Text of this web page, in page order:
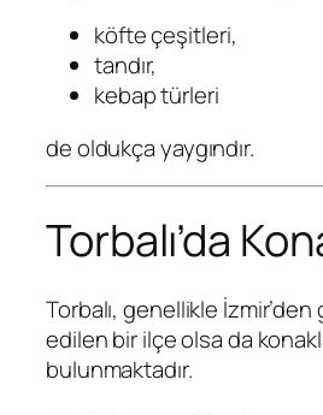
köfte çeşitleri,
tandır,
kebap türleri
de oldukça yaygındır.
Torbalı’da
Torbalı, genellikle
edilen bir ilçe olsa da
bulunmaktadır.